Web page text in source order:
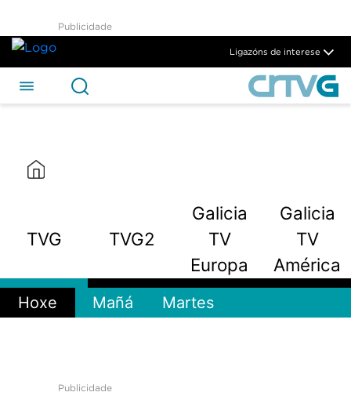
Skip to Main Content
TVG - CRTVG
Publicidade
Ligazóns de interese
TVG TVG2
Galicia
TV
Europa
Galicia
TV
América
Hoxe Mañá Martes
Publicidade